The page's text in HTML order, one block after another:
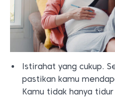
Istirahat yang cukup.
pastikan kamu
Kamu tidak hanya